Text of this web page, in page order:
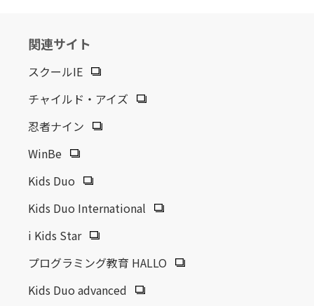
関連サイト
スクールIE
チャイルド・アイズ
忍者ナイン
WinBe
Kids Duo
Kids Duo International
i Kids Star
プログラミング教育 HALLO
Kids Duo advanced